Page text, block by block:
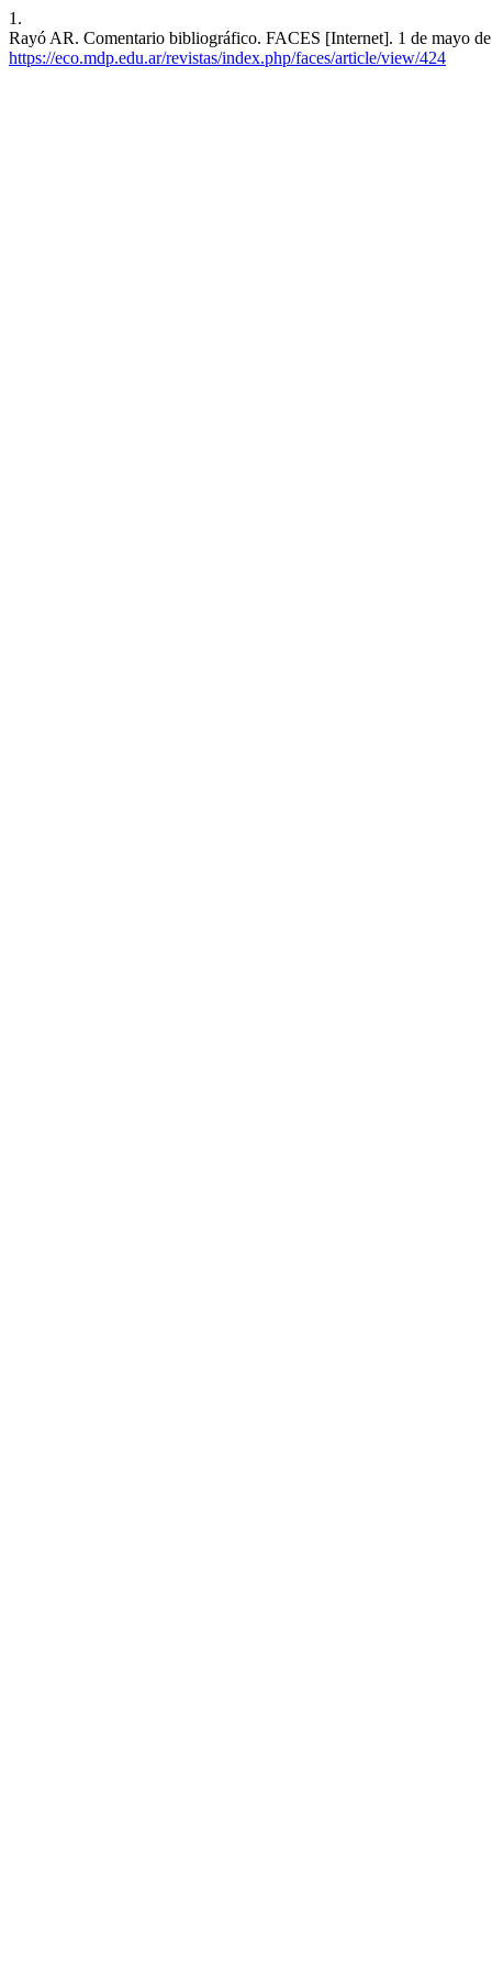
1.
Rayó AR. Comentario bibliográfico. FACES [Internet]. 1 de mayo
https://eco.mdp.edu.ar/revistas/index.php/faces/article/view/424